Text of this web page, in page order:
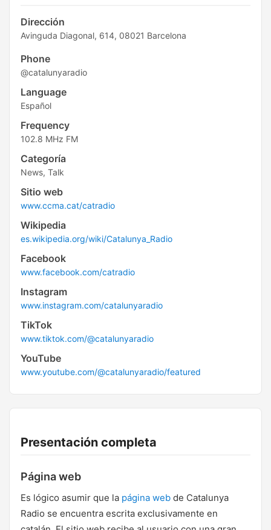
Dirección
Avinguda Diagonal, 614, 08021 Barcelona
Phone
@catalunyaradio
Language
Español
Frequency
102.8 MHz FM
Categoría
News, Talk
Sitio web
www.ccma.cat/catradio
Wikipedia
es.wikipedia.org/wiki/Catalunya_Radio
Facebook
www.facebook.com/catradio
Instagram
www.instagram.com/catalunyaradio
TikTok
www.tiktok.com/@catalunyaradio
YouTube
www.youtube.com/@catalunyaradio/featured
Presentación completa
Página web
Es lógico asumir que la página web de Catalunya
Radio se encuentra escrita exclusivamente en